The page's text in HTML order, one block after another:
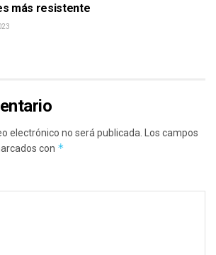
más resistente
electrónico no será publicada. Los campos
con *